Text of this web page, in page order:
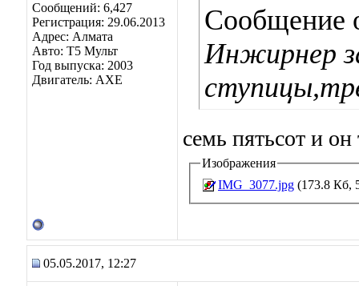
Сообщений: 6,427
Регистрация: 29.06.2013
Адрес: Алмата
Авто: Т5 Мульт
Год выпуска: 2003
Двигатель: АХЕ
Сообщение
Инжирнер
семь пятьсот и
Изображения
IMG_3077.jpg (173.8 Кб,
05.05.2017, 12:27